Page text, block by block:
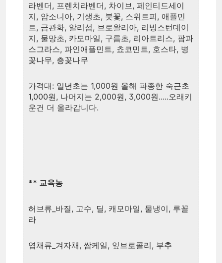
라벤더, 프렌치라벤더, 차이브, 페인티드세이
지, 암소니아, 기생초, 붓꽃, 스위트피, 애플민
트, 금관화, 알리섬, 브로왈리아, 리빙스턴데이
지, 물망초, 카모마일, 구름초, 리아트리스, 팜파
스그라스, 파인애플민트, 쵸코민트, 호스타, 병
꽃나무, 층꽃나무
가격대: 일년초는 1,000원 올해 파종한 숙근초
1,000원, 나머지는 2,000원, 3,000원.....오래키
운건 더 올라갑니다.
** 교육농
허브류_바질, 고수, 딜, 캐모마일, 물냉이, 루꼴
라
엽채류_겨자채, 쌈케일, 잎브로콜리, 부추